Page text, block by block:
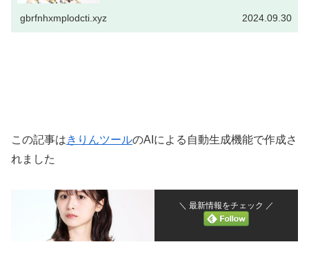
gbrfnhxmplodcti.xyz 2024.09.30
この記事はきりんツールのAIによる自動生成機能で作成さ
れました
＼ 最新情報をチェック ／